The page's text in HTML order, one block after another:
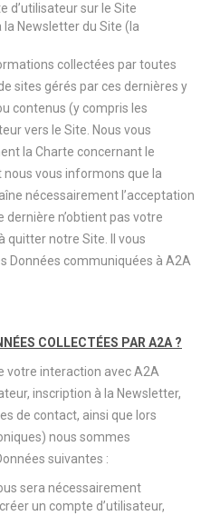
d’utilisateur sur le Site
la Newsletter du Site (la
collectées par toutes
sites gérés par ces dernières y
contenus (y compris les
vers le Site. Nous vous
la Charte concernant le
vous informons que la
nécessairement l’acceptation
dernière n’obtient pas votre
quitter notre Site. Il vous
Données communiquées à A2A
COLLECTÉES PAR A2A ?
votre interaction avec A2A
inscription à la Newsletter,
de contact, ainsi que lors
nous sommes
suivantes :
sera nécessairement
un compte d’utilisateur,